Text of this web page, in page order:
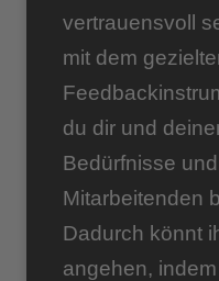
vertrauensvoll
mit dem
du dir und
Bedürfnisse
Mitarbeitenden
Dadurch könnt
angehen,